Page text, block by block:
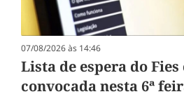
07/08/2026 às 14:46
Lista de espera do Fies
convocada nesta 6ª